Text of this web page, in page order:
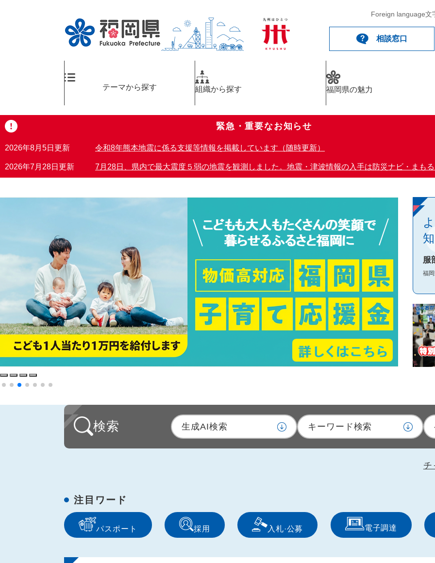
Foreign language文
相談窓口
テーマから探す 組織から探す 福岡県の魅力
緊急・重要なお知らせ
2026年8月5日更新 令和8年熊本地震に係る支援等情報を掲載しています（随時更新）
2026年7月28日更新 7月28日、県内で最大震度５弱の地震を観測しました。地震・津波情報の入手は防災ナビ・まもる
服
福
本
文
検索 生成AI検索 キーワード検索
チ
注目ワード
パスポート 採用 入札·公募 電子調達